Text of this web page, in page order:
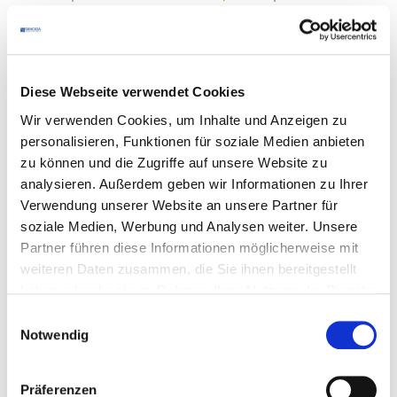
Diese Webseite verwendet Cookies
Wir verwenden Cookies, um Inhalte und Anzeigen zu
personalisieren, Funktionen für soziale Medien anbieten
zu können und die Zugriffe auf unsere Website zu
analysieren. Außerdem geben wir Informationen zu Ihrer
Verwendung unserer Website an unsere Partner für
soziale Medien, Werbung und Analysen weiter. Unsere
Partner führen diese Informationen möglicherweise mit
weiteren Daten zusammen, die Sie ihnen bereitgestellt
Notwendig
Präferenzen
Die entsprechenden Datenschutzhinweise finden Sie unter:
https://www.personio.de/datenschutzerklaerung/
Führt die Bewerbung im Anschluss zu einem
Rahmen des § 26 BDSG zur Abwicklung des
Beschäftigungsverhältnisses verarbeitet. Kommt es zu
keinem Beschäftigungsverhältnis, werden die Bewerberdaten
innerhalb von 6 Monaten nach Abschluss des
Bewerbungslaufes gelöscht.
Der DEHOGA
Baden-Württemberg setzt technische und
organisatorische Maßnahmen ein, um Ihre Daten gegen
Zerstörung oder gegen unberechtigte Zugriffe zu schützen.